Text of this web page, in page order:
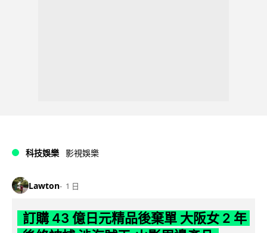
科技娛樂 影視娛樂
Lawton 1 日
訂購 43 億日元精品後棄單 大阪女 2 年